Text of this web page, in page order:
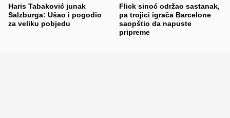
Haris Tabaković junak
Salzburga: Ušao i pogodio
za veliku pobjedu
Flick sinoć održao sastanak,
pa trojici igrača Barcelone
saopštio da napuste
pripreme